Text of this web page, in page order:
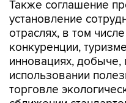
отраслях, в том
конкуренции,
инновациях, добыче,
использовании
торговле
сближении
продукции.